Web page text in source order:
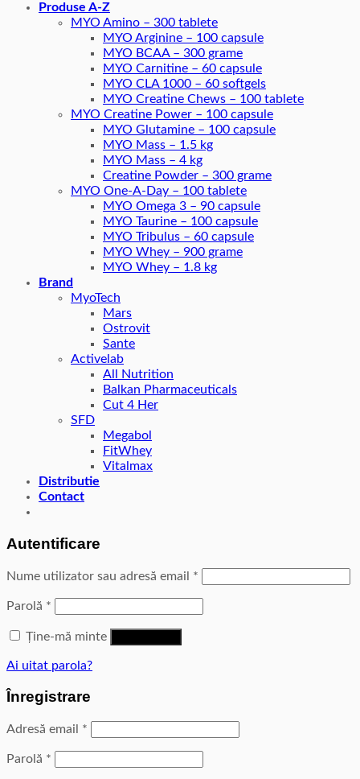
Produse A-Z
MYO Amino – 300 tablete
MYO Arginine – 100 capsule
MYO BCAA – 300 grame
MYO Carnitine – 60 capsule
MYO CLA 1000 – 60 softgels
MYO Creatine Chews – 100 tablete
MYO Creatine Power – 100 capsule
MYO Glutamine – 100 capsule
MYO Mass – 1.5 kg
MYO Mass – 4 kg
Creatine Powder – 300 grame
MYO One-A-Day – 100 tablete
MYO Omega 3 – 90 capsule
MYO Taurine – 100 capsule
MYO Tribulus – 60 capsule
MYO Whey – 900 grame
MYO Whey – 1.8 kg
Brand
MyoTech
Mars
Ostrovit
Sante
Activelab
All Nutrition
Balkan Pharmaceuticals
Cut 4 Her
SFD
Megabol
FitWhey
Vitalmax
Distributie
Contact
Autentificare
Nume utilizator sau adresă email *
Parolă *
Ține-mă minte
Ai uitat parola?
Înregistrare
Adresă email *
Parolă *